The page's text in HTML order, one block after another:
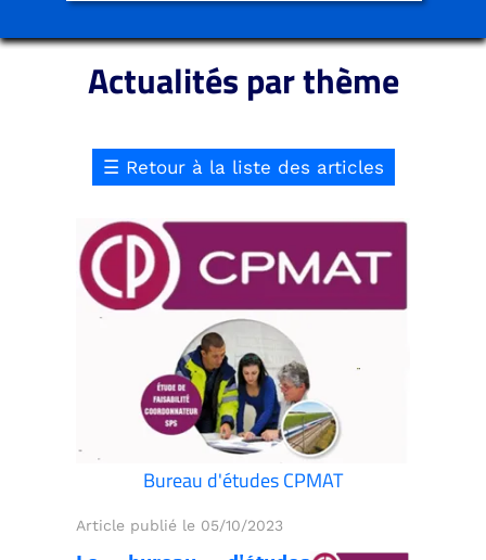
Actualités par thème
☰ Retour à la liste des articles
Bureau d'études CPMAT
Article publié le 05/10/2023